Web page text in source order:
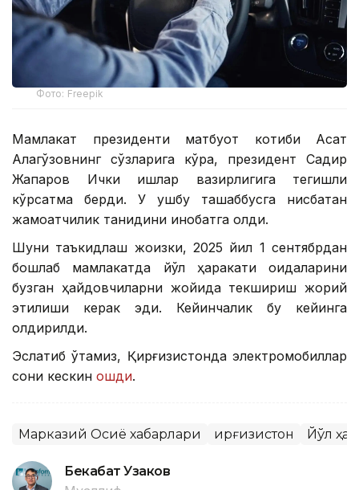
Фото: Freepik
Мамлакат президенти матбуот котиби Асқат
Алагўзовнинг сўзларига кўра, президент Садир
Жапаров Ички ишлар вазирлигига тегишли
кўрсатма берди. У ушбу ташаббусга нисбатан
жамоатчилик танқидини инобатга олди.
Шуни таъкидлаш жоизки, 2025 йил 1 сентябрдан
бошлаб мамлакатда йўл ҳаракати қоидаларини
бузган ҳайдовчиларни жойида текшириш жорий
этилиши керак эди. Кейинчалик бу кейинга
қолдирилди.
Эслатиб ўтамиз, Қирғизистонда электромобиллар
сони кескин ошди.
Марказий Осиё хабарлари Қирғизистон Йўл
Бекабат Узаков